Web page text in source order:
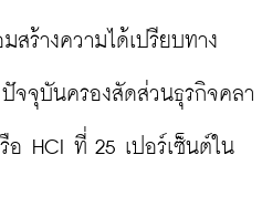
สร้างความได้เปรียบทาง
จจุบันครองสัดส่วนธุรกิจคลา
อ HCI ที่ 25 เปอร์เซ็นต์ใน